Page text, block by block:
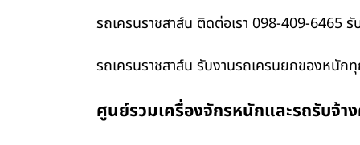
รถเครนราชสาส์น ติดต่อเรา 098-409-
รถเครนราชสาส์น รับงานรถเครนยกของหนั
ศูนย์รวมเครื่องจักรหนักและรถรับจ้า